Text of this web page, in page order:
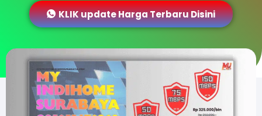
KLIK update Harga Terbaru Disini